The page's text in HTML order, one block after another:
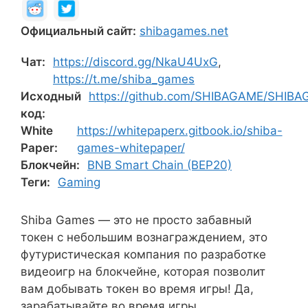
Официальный сайт: shibagames.net
Чат: https://discord.gg/NkaU4UxG,
https://t.me/shiba_games
Исходный
код:
https://github.com/SHIBAGAME/
White
Paper:
https://whitepaperx.gitbook.io/shiba-
games-whitepaper/
Блокчейн:
BNB Smart Chain (BEP20)
Теги:
Gaming
Shiba Games — это не просто забавный
токен с небольшим вознаграждением, это
футуристическая компания по разработке
видеоигр на блокчейне, которая позволит
вам добывать токен во время игры! Да,